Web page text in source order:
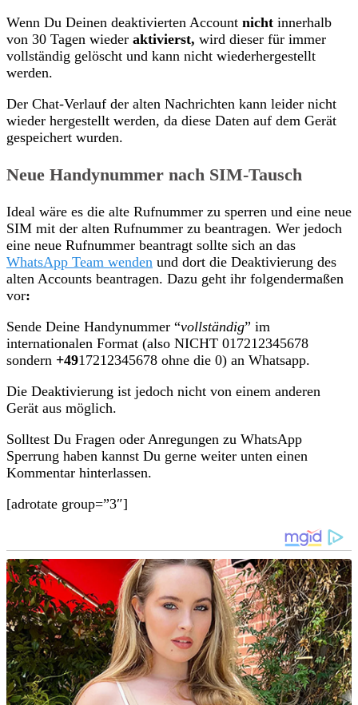
Wenn Du Deinen deaktivierten Account nicht innerhalb
von 30 Tagen wieder aktivierst, wird dieser für immer
vollständig gelöscht und kann nicht wiederhergestellt
werden.
Der Chat-Verlauf der alten Nachrichten kann leider nicht
wieder hergestellt werden, da diese Daten auf dem Gerät
gespeichert wurden.
Neue Handynummer nach SIM-Tausch
Ideal wäre es die alte Rufnummer zu sperren und eine neue
SIM mit der alten Rufnummer zu beantragen. Wer jedoch
eine neue Rufnummer beantragt sollte sich an das
WhatsApp Team wenden und dort die Deaktivierung des
alten Accounts beantragen. Dazu geht ihr folgendermaßen
vor:
Sende Deine Handynummer “vollständig” im
internationalen Format (also NICHT 017212345678
sondern +4917212345678 ohne die 0) an Whatsapp.
Die Deaktivierung ist jedoch nicht von einem anderen
Gerät aus möglich.
Solltest Du Fragen oder Anregungen zu WhatsApp
Sperrung haben kannst Du gerne weiter unten einen
Kommentar hinterlassen.
[adrotate group=”3″]